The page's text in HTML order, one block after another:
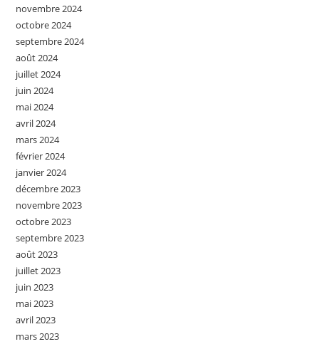
novembre 2024
octobre 2024
septembre 2024
août 2024
juillet 2024
juin 2024
mai 2024
avril 2024
mars 2024
février 2024
janvier 2024
décembre 2023
novembre 2023
octobre 2023
septembre 2023
août 2023
juillet 2023
juin 2023
mai 2023
avril 2023
mars 2023